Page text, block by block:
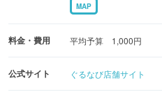
MAP
料金・費用 平均予算 1,000円
公式サイト ぐるなび店舗サイト